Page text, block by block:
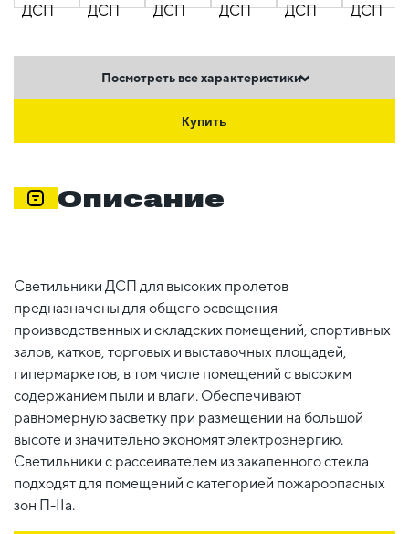
Посмотреть все характеристики
Купить
Описание
Светильники ДСП для высоких пролетов
предназначены для общего освещения
производственных и складских помещений, спортивных
залов, катков, торговых и выставочных площадей,
гипермаркетов, в том числе помещений с высоким
содержанием пыли и влаги. Обеспечивают
равномерную засветку при размещении на большой
высоте и значительно экономят электроэнергию.
Светильники с рассеивателем из закаленного стекла
подходят для помещений с категорией пожароопасных
зон П-IIа.